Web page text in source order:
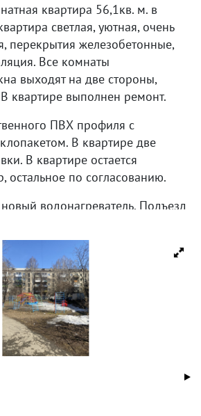
квартира 56,1кв. м. в
светлая, уютная, очень
перекрытия железобетонные,
Все комнаты
выходят на две стороны,
квартире выполнен ремонт.
ПВХ профиля с
В квартире две
В квартире остается
остальное по согласованию.
водонагреватель. Подъезд
нет, в любое время найдется
Инфраструктура
рядом лингвистическая
и спортивная школы. ДК
детских кружков, секций.
магазины, больница,
до станции метро Уралмаш. Один